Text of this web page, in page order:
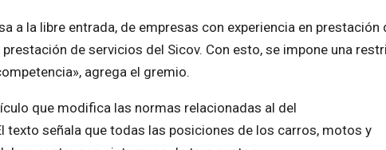
a la libre entrada, de empresas con experiencia en prestación
de servicios del Sicov. Con esto, se impone una
agrega el gremio.
que modifica las normas relacionadas al del
texto señala que todas las posiciones de los carros, motos y